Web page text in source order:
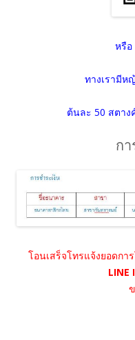
หรือ
ทางเรามีห
ต้นละ 50 สตาง
กา
โอนเสร็จโทรแจ้งยอดกา
LINE